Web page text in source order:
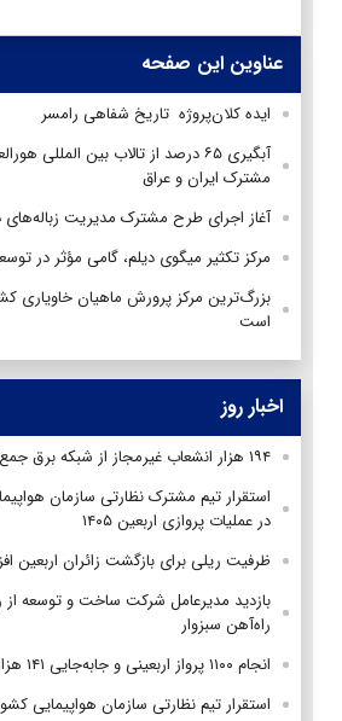
عناوین این صفحه
ایده کلان‌پروژه تاریخ شفاهی رامسر
آبگیری ۶۵ درصد از تالاب بین المللی
مشترک ایران و عراق
آغاز اجرای طرح مشترک مدیریت زباله‌های
مرکز تکثیر میگوی دیلم، گامی مؤثر در
بزرگ‌ترین مرکز پرورش ماهیان خاویاری
است
اخبار روز
۱۹۴ هزار انشعاب غیرمجاز از شبکه برق جمع‌آوری شد
استقرار تیم مشترک نظارتی سازمان
در عملیات پروازی اربعین ۱۴۰۵
ظرفیت ریلی برای بازگشت زائران اربعین
بازدید مدیرعامل شرکت ساخت و توسعه از
راه‌آهن سبزوار
انجام ۱۱۰۰ پرواز اربعینی و جابه‌جایی ۱۴۱ هزار زائر تا ۱۲ مرداد
استقرار تیم‌ نظارتی سازمان هواپیمایی